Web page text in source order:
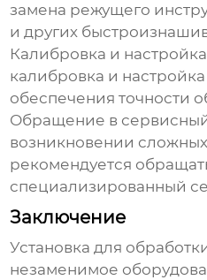
замена режущего
и других
Калибровка и
калибровка и
обеспечения точности
Обращение в
возникновении
рекомендуется
специализированный
Заключение
Установка для
незаменимое